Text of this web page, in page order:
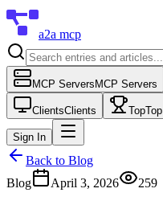
a2a mcp
MCP Servers MCP Servers
ClientsClients TopTop
Sign In
Back to Blog
Blog
April 3, 2026 259